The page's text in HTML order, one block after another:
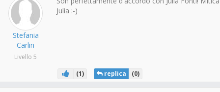
Stefania
Carlin
Livello 5
Julia :-)
(1) replica (0)